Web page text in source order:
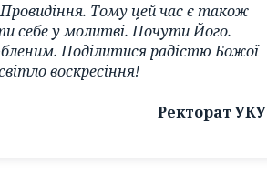
Тому цей час є також
себе у молитві. Почути Його.
Поділитися радістю Божої
воскресіння!
Ректорат УКУ